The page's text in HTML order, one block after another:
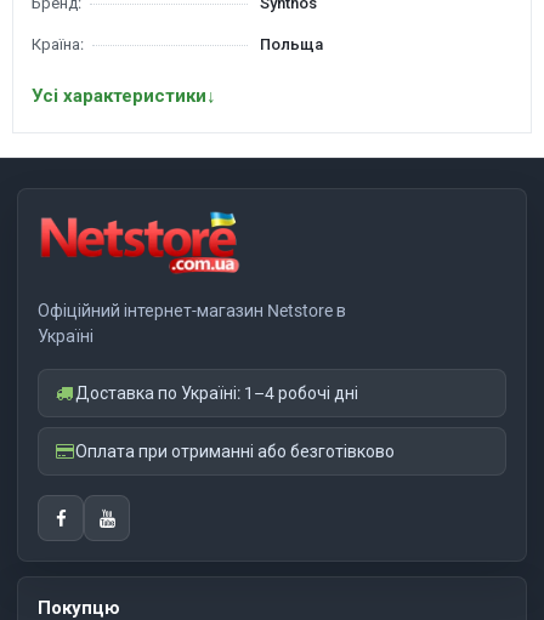
Країна: Польща
Усі характеристики↓
Офіційний інтернет-магазин Netstore в
Україні
Доставка по Україні: 1–4 робочі дні
Оплата при отриманні або безготівково
Покупцю